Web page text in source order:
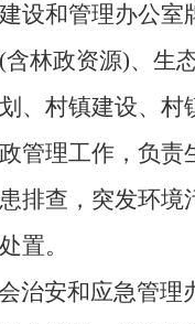
设和管理办公室
林政资源)、生
、村镇建设、村
管理工作，负责
排查 ，突发环
置。
治安和应急管理